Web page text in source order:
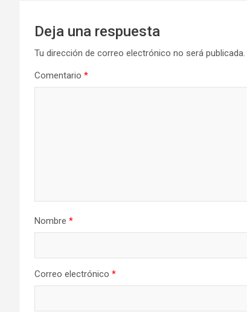
Deja una respuesta
Tu dirección de correo electrónico no será publicada.
Comentario *
Nombre *
Correo electrónico *